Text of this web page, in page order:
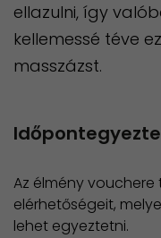
ellazulni, így
kellemessé téve
masszázst.
Az élmény
elérhetőségeit,
lehet egyeztetni.